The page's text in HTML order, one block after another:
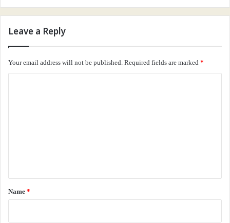
Leave a Reply
Your email address will not be published. Required fields are marked *
*
Name *